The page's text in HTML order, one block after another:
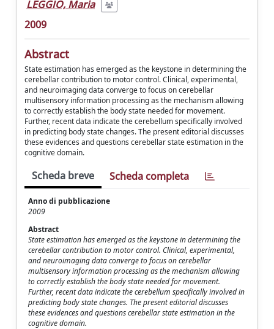
LEGGIO, Maria
2009
Abstract
State estimation has emerged as the keystone in determining the
cerebellar contribution to motor control. Clinical, experimental,
and neuroimaging data converge to focus on cerebellar
multisensory information processing as the mechanism allowing
to correctly establish the body state needed for movement.
Further, recent data indicate the cerebellum specifically involved
in predicting body state changes. The present editorial discusses
these evidences and questions cerebellar state estimation in the
cognitive domain.
Scheda breve Scheda completa
Anno di pubblicazione
2009
Abstract
State estimation has emerged as the keystone in determining the
cerebellar contribution to motor control. Clinical, experimental,
and neuroimaging data converge to focus on cerebellar
multisensory information processing as the mechanism allowing
to correctly establish the body state needed for movement.
Further, recent data indicate the cerebellum specifically involved in
predicting body state changes. The present editorial discusses
these evidences and questions cerebellar state estimation in the
cognitive domain.